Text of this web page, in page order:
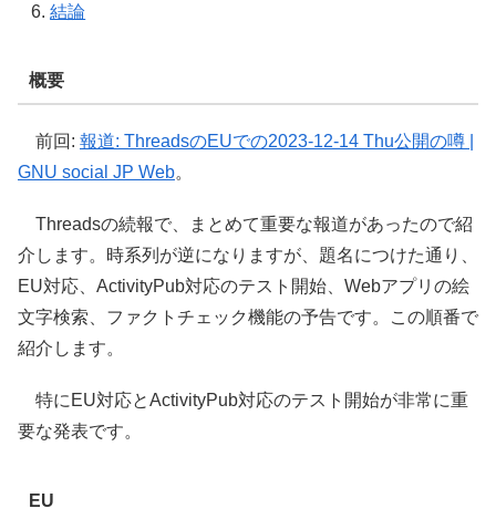
結論
概要
前回: 報道: ThreadsのEUでの2023-12-14 Thu公開の噂 |
GNU social JP Web。
Threadsの続報で、まとめて重要な報道があったので紹
介します。時系列が逆になりますが、題名につけた通り、
EU対応、ActivityPub対応のテスト開始、Webアプリの絵
文字検索、ファクトチェック機能の予告です。この順番で
紹介します。
特にEU対応とActivityPub対応のテスト開始が非常に重
要な発表です。
EU